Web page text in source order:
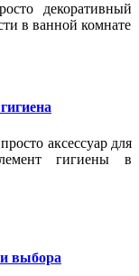
декоративный
в ванной комнате
аксессуар для
гигиены в
выбора